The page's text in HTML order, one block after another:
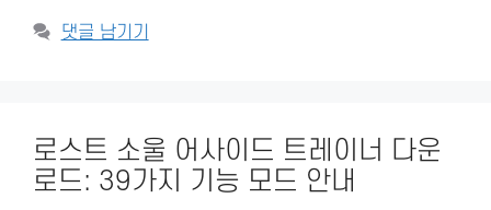
댓글 남기기
로스트 소울 어사이드 트레이너 다운
로드: 39가지 기능 모드 안내